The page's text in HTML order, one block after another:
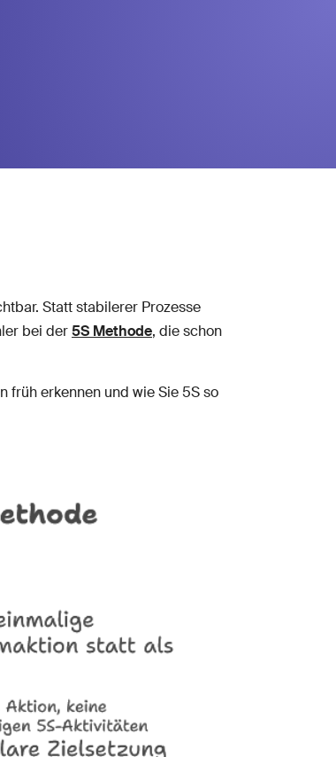
Statt stabilerer Prozesse
bei der5S Methode, die schon
früh erkennen und wie Sie 5S so